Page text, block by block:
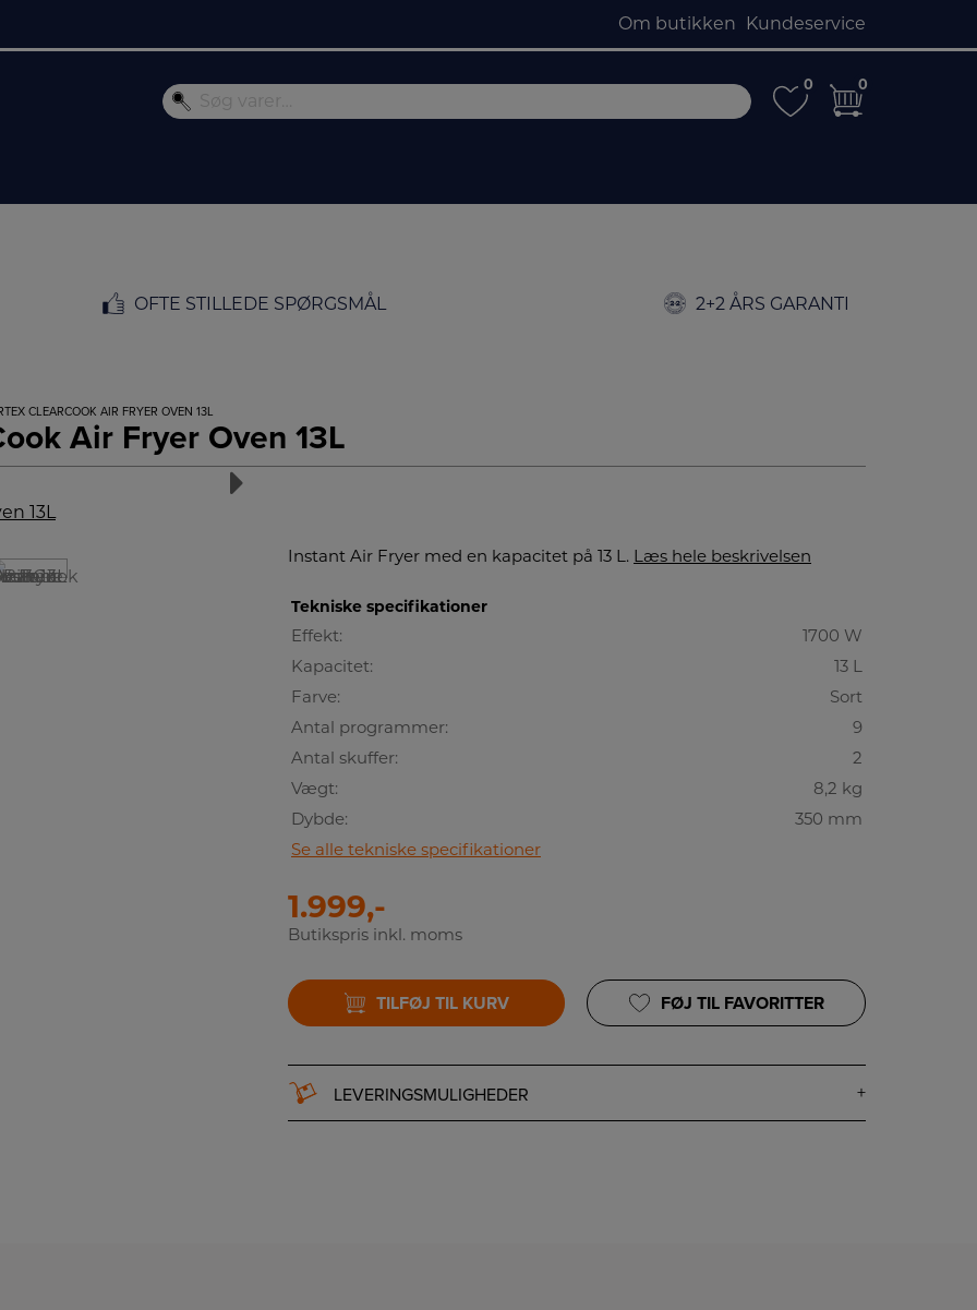
Om butikken Kundeservice
0
0 0
0
OFTE STILLEDE SPØRGSMÅL 2+2 ÅRS GARANTI
CLEARCOOK AIR FRYER OVEN 13L
Air Fryer Oven 13L
Instant Air Fryer med en kapacitet på 13 L. Læs hele beskrivelsen
Tekniske specifikationer
Effekt:
1700 W
Kapacitet:
13 L
Farve:
Sort
Antal programmer:
9
Antal skuffer:
2
Vægt:
8,2 kg
Dybde:
350 mm
Se alle tekniske specifikationer
1.999,-
Butikspris inkl. moms
TILFØJ TIL KURV FØJ TIL FAVORITTER
LEVERINGSMULIGHEDER